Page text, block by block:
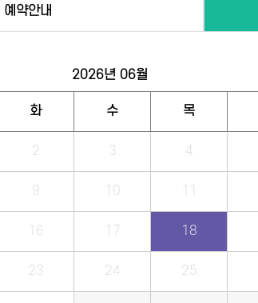
예약안내
2026년 06월
화 수 목
2 3 4
9 10 11
16 17 18
23 24 25